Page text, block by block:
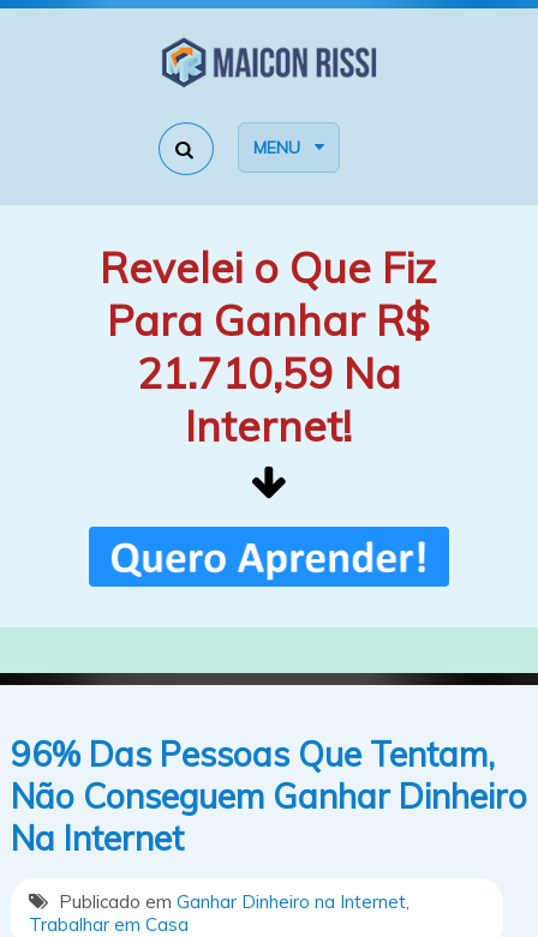
MENU
Revelei o Que Fiz
Para Ganhar R$
21.710,59 Na
Internet!
96% Das Pessoas Que Tentam,
Não Conseguem Ganhar Dinheiro
Na Internet
Publicado em Ganhar Dinheiro na Internet,
Trabalhar em Casa